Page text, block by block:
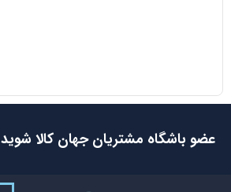
عضو باشگاه مشتریان جهان کالا شوید